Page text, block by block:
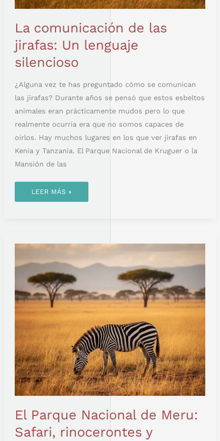
La comunicación de las
jirafas: Un lenguaje
silencioso
¿Alguna vez te has preguntado cómo se comunican
las jirafas? Durante años se pensó que estos esbeltos
animales eran prácticamente mudos pero lo que
realmente ocurría era que no somos capaces de
oírlos. Hay muchos lugares en los que ver jirafas en
Kenia y Tanzania. El Parque Nacional de Kruguer o la
Mansión de las
LEER MÁS »
El Parque Nacional de Meru:
Safari, rinocerontes y
EL
DE
MERU:
SAFARI,
RINOCERONTES
Y
PAISAJES
INOLVIDABLES